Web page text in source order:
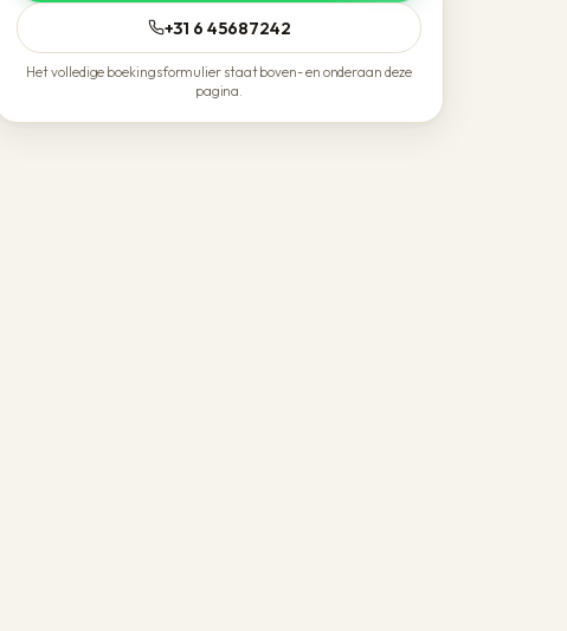
+31 6 45687242
Het volledige boekingsformulier staat boven- en onderaan deze
pagina.